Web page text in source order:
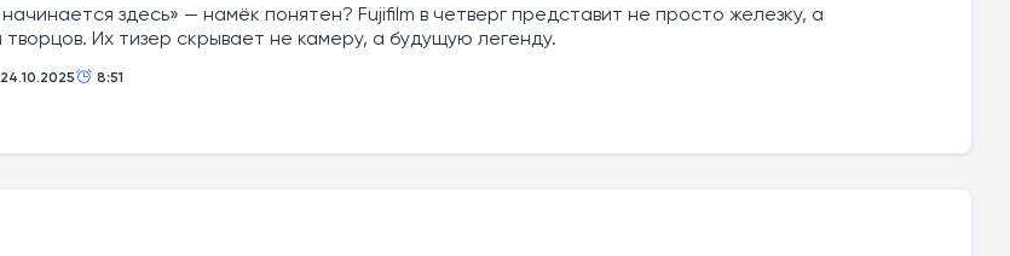
здесь» — намёк понятен? Fujifilm в четверг представит не просто железку, а
Их тизер скрывает не камеру, а будущую легенду.
24.10.2025 8:51